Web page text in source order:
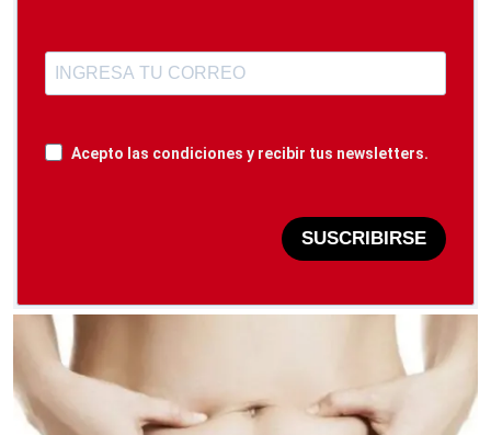
Acepto las condiciones y recibir tus newsletters.
SUSCRIBIRSE